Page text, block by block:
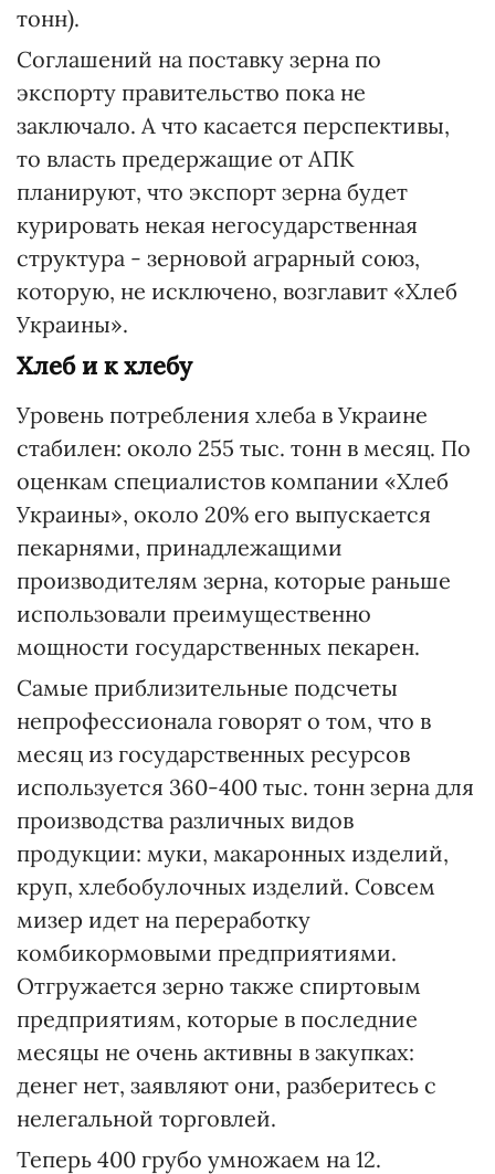
тонн).
Соглашений на поставку зерна по
экспорту правительство пока не
заключало. А что касается перспективы,
то власть предержащие от АПК
планируют, что экспорт зерна будет
курировать некая негосударственная
структура - зерновой аграрный союз,
которую, не исключено, возглавит «Хлеб
Украины».
Хлеб и к хлебу
Уровень потребления хлеба в Украине
стабилен: около 255 тыс. тонн в месяц. По
оценкам специалистов компании «Хлеб
Украины», около 20% его выпускается
пекарнями, принадлежащими
производителям зерна, которые раньше
использовали преимущественно
мощности государственных пекарен.
Самые приблизительные подсчеты
непрофессионала говорят о том, что в
месяц из государственных ресурсов
используется 360-400 тыс. тонн зерна для
производства различных видов
продукции: муки, макаронных изделий,
круп, хлебобулочных изделий. Совсем
мизер идет на переработку
комбикормовыми предприятиями.
Отгружается зерно также спиртовым
предприятиям, которые в последние
месяцы не очень активны в закупках:
денег нет, заявляют они, разберитесь с
нелегальной торговлей.
Теперь 400 грубо умножаем на 12.